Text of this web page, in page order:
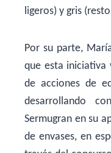
ligeros) y gris
Por su parte,
que esta iniciativa
de acciones de
desarrollando
Sermugran en su
de envases, en